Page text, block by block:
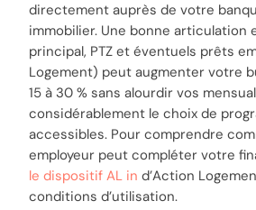
directement auprès de votre
immobilier. Une bonne articulation
principal, PTZ et éventuels prêts
Logement) peut augmenter votre
15 à 30 % sans alourdir vos
considérablement le choix de
accessibles. Pour comprendre
employeur peut compléter votre
le dispositif AL in d’Action
conditions d’utilisation.